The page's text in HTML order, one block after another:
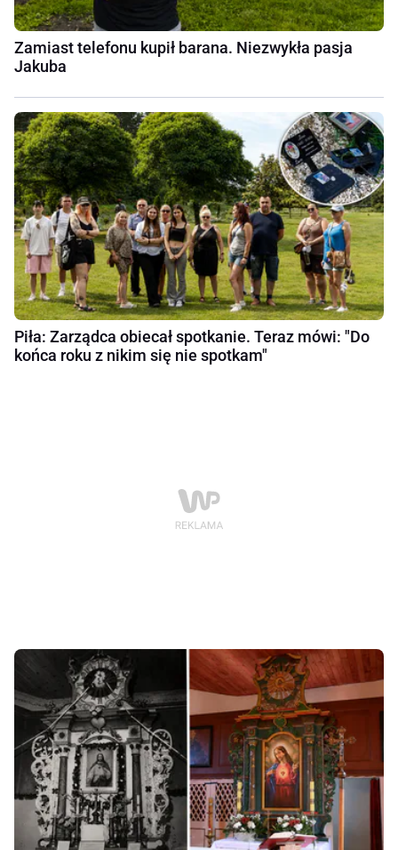
Zamiast telefonu kupił barana. Niezwykła pasja
Jakuba
Piła: Zarządca obiecał spotkanie. Teraz mówi: "Do
końca roku z nikim się nie spotkam"